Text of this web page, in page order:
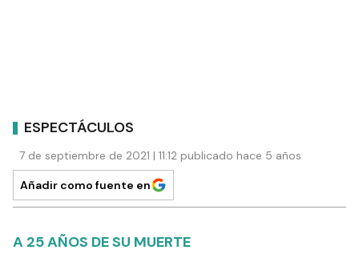
ESPECTÁCULOS
7 de septiembre de 2021 | 11:12 publicado hace 5 años
Añadir como fuente en
A 25 AÑOS DE SU MUERTE